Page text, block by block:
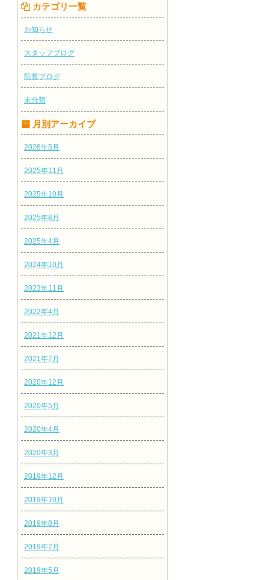
カテゴリ一覧
お知らせ
スタッフブログ
院長ブログ
未分類
月別アーカイブ
2026年5月
2025年11月
2025年10月
2025年8月
2025年4月
2024年10月
2023年11月
2022年4月
2021年12月
2021年7月
2020年12月
2020年5月
2020年4月
2020年3月
2019年12月
2019年10月
2019年8月
2019年7月
2019年5月